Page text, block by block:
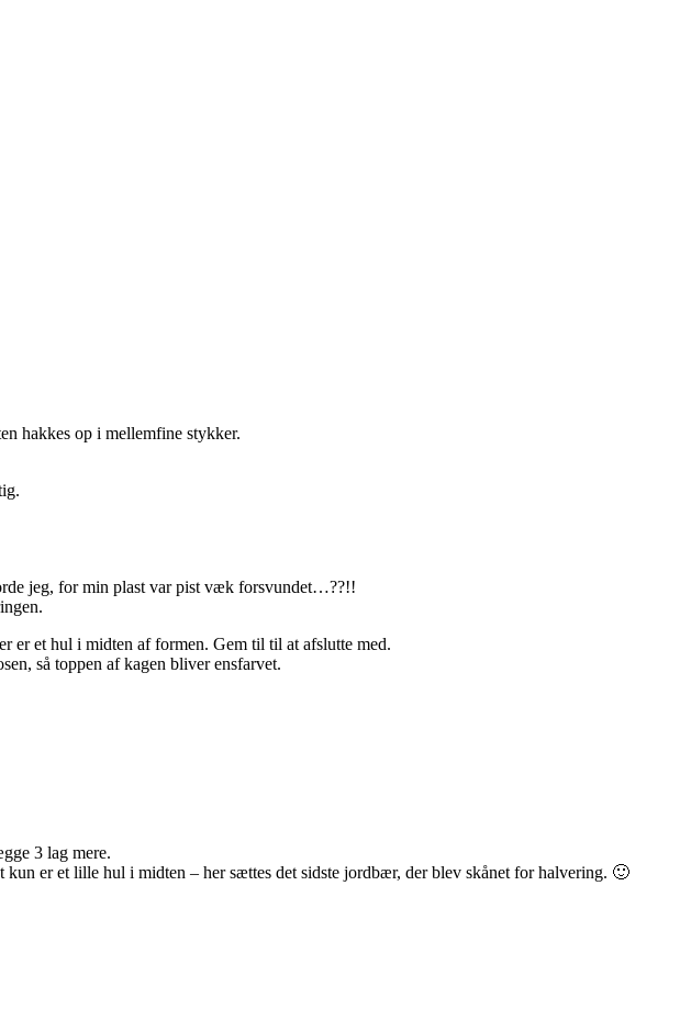
hakkes op i mellemfine stykker.
jeg, for min plast var pist væk forsvundet…??!!
er et hul i midten af formen. Gem til til at afslutte med.
så toppen af kagen bliver ensfarvet.
3 lag mere.
er et lille hul i midten – her sættes det sidste jordbær, der blev skånet for halvering. 🙂